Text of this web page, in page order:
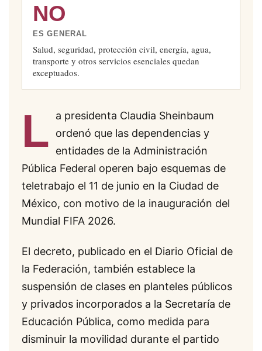
NO
ES GENERAL
Salud, seguridad, protección civil, energía, agua,
transporte y otros servicios esenciales quedan
exceptuados.
L
a presidenta Claudia Sheinbaum
ordenó que las dependencias y
entidades de la Administración
Pública Federal operen bajo esquemas de
teletrabajo el 11 de junio en la Ciudad de
México, con motivo de la inauguración del
Mundial FIFA 2026.
El decreto, publicado en el Diario Oficial de
la Federación, también establece la
suspensión de clases en planteles públicos
y privados incorporados a la Secretaría de
Educación Pública, como medida para
disminuir la movilidad durante el partido